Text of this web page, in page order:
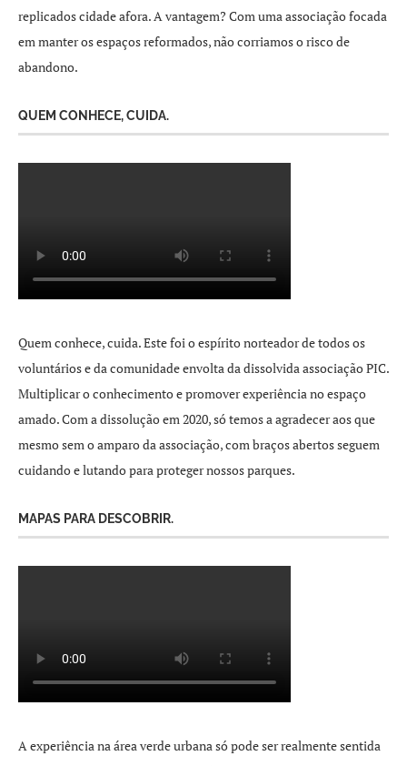
replicados cidade afora. A vantagem? Com uma associação focada
em manter os espaços reformados, não corriamos o risco de
abandono.
QUEM CONHECE, CUIDA.
Quem conhece, cuida. Este foi o espírito norteador de todos os
voluntários e da comunidade envolta da dissolvida associação PIC.
Multiplicar o conhecimento e promover experiência no espaço
amado. Com a dissolução em 2020, só temos a agradecer aos que
mesmo sem o amparo da associação, com braços abertos seguem
cuidando e lutando para proteger nossos parques.
MAPAS PARA DESCOBRIR.
A experiência na área verde urbana só pode ser realmente sentida